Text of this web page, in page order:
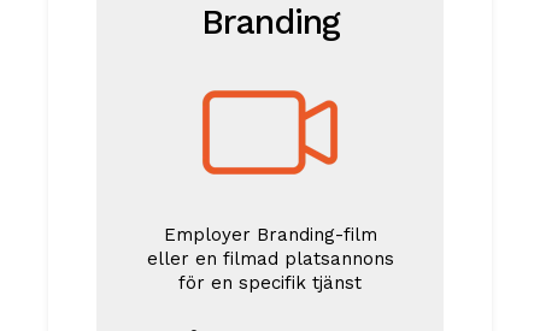
Branding
Employer Branding-film
eller en filmad platsannons
för en specifik tjänst